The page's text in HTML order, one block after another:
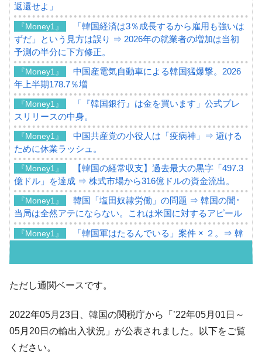
返還せよ」
『Money1』
「韓国経済は3％成長するから雇用も強いは
ずだ」という見方は誤り ⇒ 2026年の就業者の増加は当初
予測の半分に下方修正。
『Money1』
中国産電気自動車による韓国猛爆撃。2026
年上半期178.7％増
『Money1』
「『韓国銀行』は金を買います」公式プレ
スリリースの中身。
『Money1』
中国共産党の小役人は「疫病神」⇒ 避ける
ために休業ラッシュ。
『Money1』
【韓国の経常収支】過去最大の黒字「497.3
億ドル」を達成 ⇒ 株式市場から316億ドルの資金流出。
『Money1』
韓国「塩田奴隷労働」の問題 ⇒ 韓国の闇･
当局は全然アテにならない。これは米国に対するアピール
『Money1』
「韓国軍はたるんでいる」案件 × ２。⇒ 韓
『Money1』
韓国メディアが「韓国政府と李在明が吊る
される可能性もあるのでは」とほのめかす。
コアコアは上がった。
『Money1』
韓国･猛暑でソウル市全域「猛暑重大警報」
発令。李在明「猛暑・干ばつ対処状況点検会議」
ただし通関ベースです。
2022年05月23日、韓国の関税庁から「’22年05月01日～
05月20日の輸出入状況」が公表されました。以下をご覧
ください。